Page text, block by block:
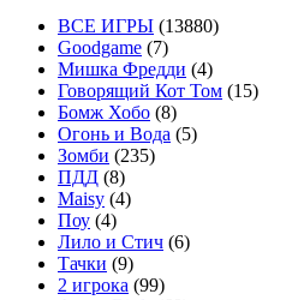
ВСЕ ИГРЫ (13880)
Goodgame (7)
Мишка Фредди (4)
Говорящий Кот Том (15)
Бомж Хобо (8)
Огонь и Вода (5)
Зомби (235)
ПДД (8)
Maisy (4)
Поу (4)
Лило и Стич (6)
Тачки (9)
2 игрока (99)